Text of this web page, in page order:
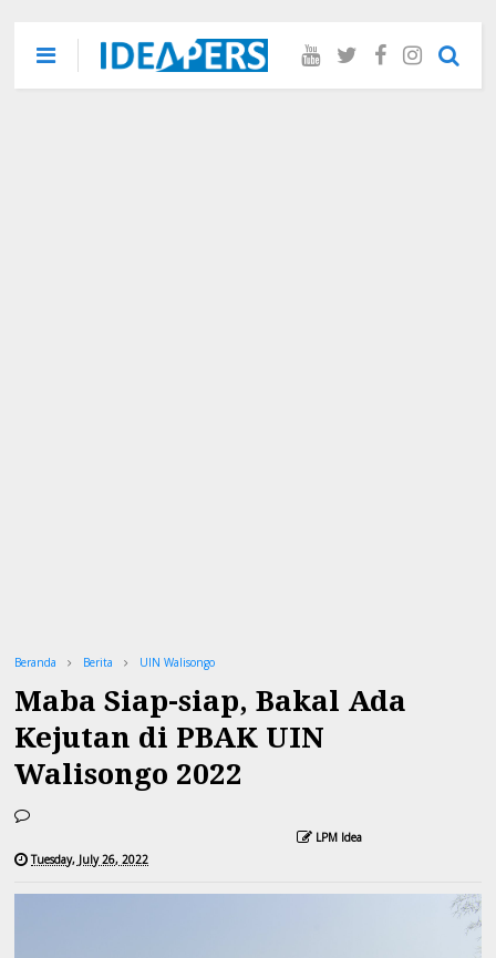
Beranda Berita UIN Walisongo
Maba Siap-siap, Bakal Ada
Kejutan di PBAK UIN
Walisongo 2022
LPM Idea
Tuesday, July 26, 2022